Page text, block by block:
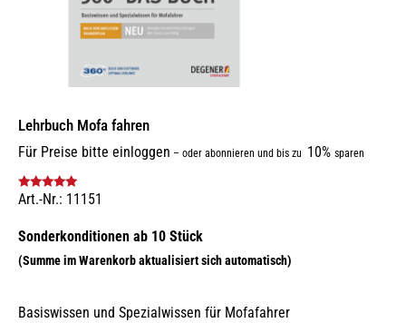
Lehrbuch Mofa fahren
Für Preise bitte einloggen – oder abonnieren und bis zu 10% sparen
Bewertet mit
Art.-Nr.: 11151
Basiswissen und Spezialwissen für Mofafahrer